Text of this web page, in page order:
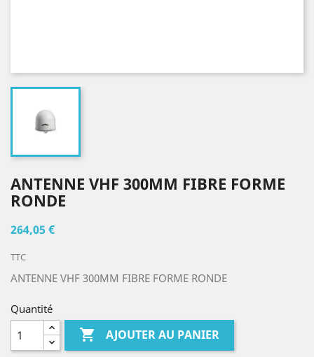
ANTENNE VHF 300MM FIBRE FORME
RONDE
264,05 €
TTC
ANTENNE VHF 300MM FIBRE FORME RONDE
Quantité
 AJOUTER AU PANIER